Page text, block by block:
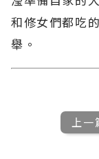
和修女們都吃
舉。
上一